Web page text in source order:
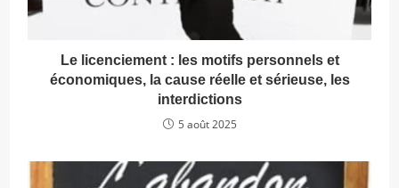
Le licenciement : les motifs personnels et
économiques, la cause réelle et sérieuse, les
interdictions
5 août 2025